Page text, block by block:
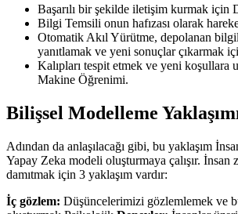
Başarılı bir şekilde iletişim kurmak için
Bilgi Temsili onun hafızası olarak
Otomatik Akıl Yürütme, depolanan
yanıtlamak ve yeni sonuçlar çıkarmak
Kalıpları tespit etmek ve yeni koşullara
Makine Öğrenimi.
Bilişsel Modelleme
Adından da anlaşılacağı gibi, bu yaklaşım
Yapay Zeka modeli oluşturmaya çalışır. İnsan
damıtmak için 3 yaklaşım vardır:
İç gözlem: Düşüncelerimizi gözlemlemek ve